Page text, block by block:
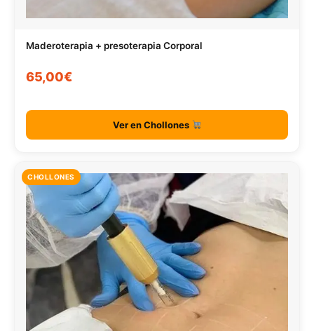
Maderoterapia + presoterapia Corporal
65,00€
Ver en Chollones
CHOLLONES